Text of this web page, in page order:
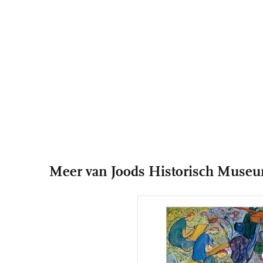
Meer van Joods Historisch